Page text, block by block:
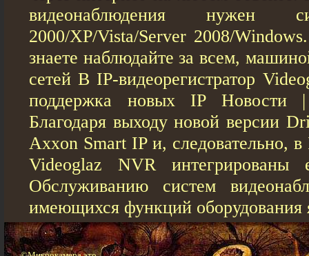
видеонаблюдения нужен
2000/XP/Vista/Server 2008/
знаете наблюдайте за всем,
сетей В IP-видеорегистратор
поддержка новых IP Новости
Благодаря выходу новой версии
Axxon Smart IP и, следовательно, в
Videoglaz NVR интегрированы
Обслуживанию систем
имеющихся функций оборудования